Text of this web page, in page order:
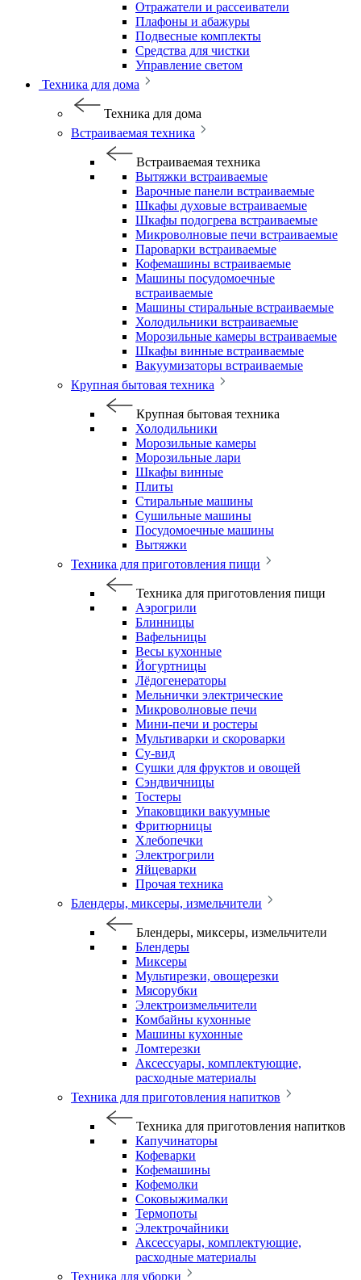
Отражатели и рассеиватели
Плафоны и абажуры
Подвесные комплекты
Средства для чистки
Управление светом
Техника для дома
Техника для дома
Встраиваемая техника
Встраиваемая техника
Вытяжки встраиваемые
Варочные панели встраиваемые
Шкафы духовые встраиваемые
Шкафы подогрева встраиваемые
Микроволновые печи встраиваемые
Пароварки встраиваемые
Кофемашины встраиваемые
Машины посудомоечные
встраиваемые
Машины стиральные встраиваемые
Холодильники встраиваемые
Морозильные камеры встраиваемые
Шкафы винные встраиваемые
Вакуумизаторы встраиваемые
Крупная бытовая техника
Крупная бытовая техника
Холодильники
Морозильные камеры
Морозильные лари
Шкафы винные
Плиты
Стиральные машины
Сушильные машины
Посудомоечные машины
Вытяжки
Техника для приготовления пищи
Техника для приготовления пищи
Аэрогрили
Блинницы
Вафельницы
Весы кухонные
Йогуртницы
Лёдогенераторы
Мельнички электрические
Микроволновые печи
Мини-печи и ростеры
Мультиварки и скороварки
Су-вид
Сушки для фруктов и овощей
Сэндвичницы
Тостеры
Упаковщики вакуумные
Фритюрницы
Хлебопечки
Электрогрили
Яйцеварки
Прочая техника
Блендеры, миксеры, измельчители
Блендеры, миксеры, измельчители
Блендеры
Миксеры
Мультирезки, овощерезки
Мясорубки
Электроизмельчители
Комбайны кухонные
Машины кухонные
Ломтерезки
Аксессуары, комплектующие,
расходные материалы
Техника для приготовления напитков
Техника для приготовления напитков
Капучинаторы
Кофеварки
Кофемашины
Кофемолки
Соковыжималки
Термопоты
Электрочайники
Аксессуары, комплектующие,
расходные материалы
Техника для уборки